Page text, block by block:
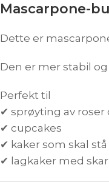
Mascarpone-
Dette er
Den er mer stabil
Perfekt til
✔ sprøyting av roser
✔ cupcakes
✔ kaker som skal
✔ lagkaker med